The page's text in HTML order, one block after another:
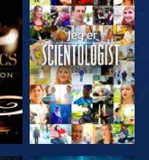
SE